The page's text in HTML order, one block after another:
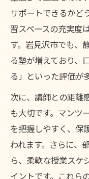
塾の個別
塾講師の
保護者が注目
塾の料金
塾マンツー
ポイント
塾の月謝
な点
塾での費
を
サポートできるかど
習スペースの充実度
す。岩見沢市でも、
る塾が増えており、
る」といった評価が
次に、講師との距離
も大切です。マンツ
を把握しやすく、保
われます。さらに、
ら、柔軟な授業スケ
イントです。これら